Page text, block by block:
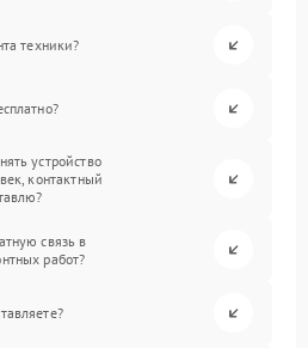
техники?
устройство
контактный
связь в
работ?